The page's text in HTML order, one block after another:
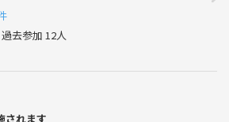
去参加 12人
されます